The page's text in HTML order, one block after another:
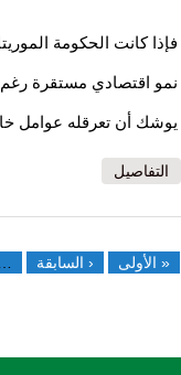
نمو اقتصادي مستقرة
يوشك أن تعرقله عوامل
التفاصيل
الصفحات
« الأولى ‹ السابقة